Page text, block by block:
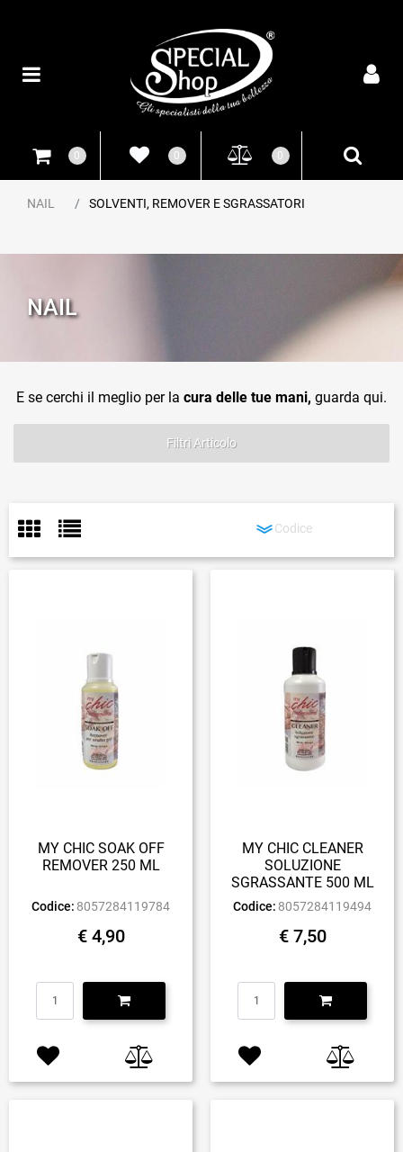
0 0 0
NAIL SOLVENTI, REMOVER E SGRASSATORI
NAIL
E se cerchi il meglio per la cura delle tue mani, guarda qui.
Filtri Articolo
MY CHIC SOAK OFF
REMOVER 250 ML
Codice: 8057284119784
€ 4,90
Quantità
MY CHIC CLEANER
SOLUZIONE
SGRASSANTE 500 ML
Codice: 8057284119494
€ 7,50
Quantità